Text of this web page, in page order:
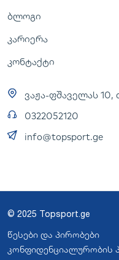
ბლოგი
კარიერა
კონტაქტი
ვაჟა-ფშაველას
0322052120
info@topsport.ge
© 2025 Topsport.ge
წესები და პირობები
კონფიდენციალურობის